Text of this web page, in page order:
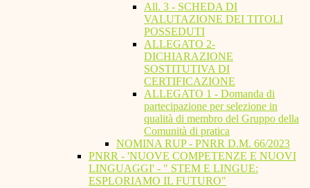
All. 3 - SCHEDA DI
VALUTAZIONE DEI TITOLI
POSSEDUTI
ALLEGATO 2-
DICHIARAZIONE
SOSTITUTIVA DI
CERTIFICAZIONE
ALLEGATO 1 - Domanda di
partecipazione per selezione in
qualità di membro del Gruppo della
Comunità di pratica
NOMINA RUP - PNRR D.M. 66/2023
PNRR - 'NUOVE COMPETENZE E NUOVI
LINGUAGGI' - " STEM E LINGUE:
ESPLORIAMO IL FUTURO"